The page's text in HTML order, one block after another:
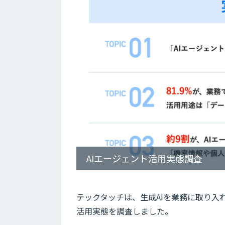
AIエージェント活用実態調査
テックタッチは、生成AIを業務に取り
活用実態を調査しました。